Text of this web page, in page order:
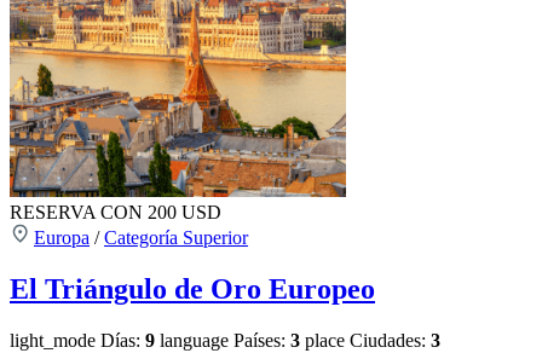
RESERVA CON 200 USD
Europa /Categoría Superior
El Triángulo de Oro Europeo
light_mode Días: 9 language Países: 3 place Ciudades: 3